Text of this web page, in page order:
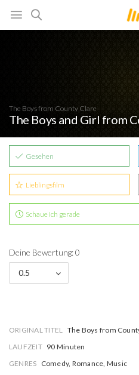
The Boys from County Clare
The Boys and Girl from
Gesehen
Lieblingsfilm
Schaue ich gerade
Deine Bewertung: 0
0.5
ORIGINAL TITEL The Boys from
LAUFZEIT 90 Minuten
GENRES Comedy, Romance, Music